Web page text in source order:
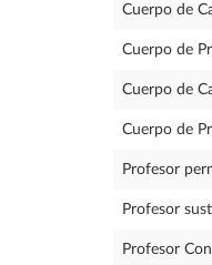
Cuerpo de
Cuerpo de
Cuerpo de
Cuerpo de
Profesor
Profesor
Profesor